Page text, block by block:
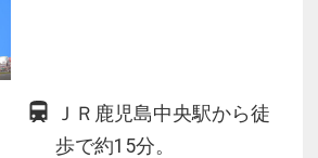
ＪＲ鹿児島中央駅から徒
歩で約15分。